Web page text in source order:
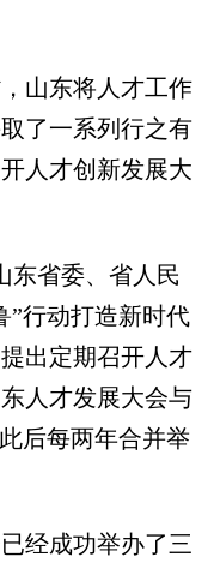
山东将人才工作
了一系列行之有
人才创新发展大
省委、省人民
”行动打造新时代
出定期召开人才
人才发展大会与
后每两年合并举
经成功举办了三